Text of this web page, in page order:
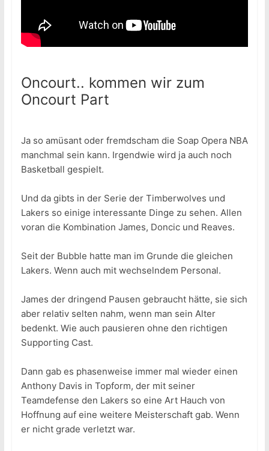
Oncourt.. kommen wir zum
Oncourt Part
Ja so amüsant oder fremdscham die Soap Opera NBA
manchmal sein kann. Irgendwie wird ja auch noch
Basketball gespielt.
Und da gibts in der Serie der Timberwolves und
Lakers so einige interessante Dinge zu sehen. Allen
voran die Kombination James, Doncic und Reaves.
Seit der Bubble hatte man im Grunde die gleichen
Lakers. Wenn auch mit wechselndem Personal.
James der dringend Pausen gebraucht hätte, sie sich
aber relativ selten nahm, wenn man sein Alter
bedenkt. Wie auch pausieren ohne den richtigen
Supporting Cast.
Dann gab es phasenweise immer mal wieder einen
Anthony Davis in Topform, der mit seiner
Teamdefense den Lakers so eine Art Hauch von
Hoffnung auf eine weitere Meisterschaft gab. Wenn
er nicht grade verletzt war.